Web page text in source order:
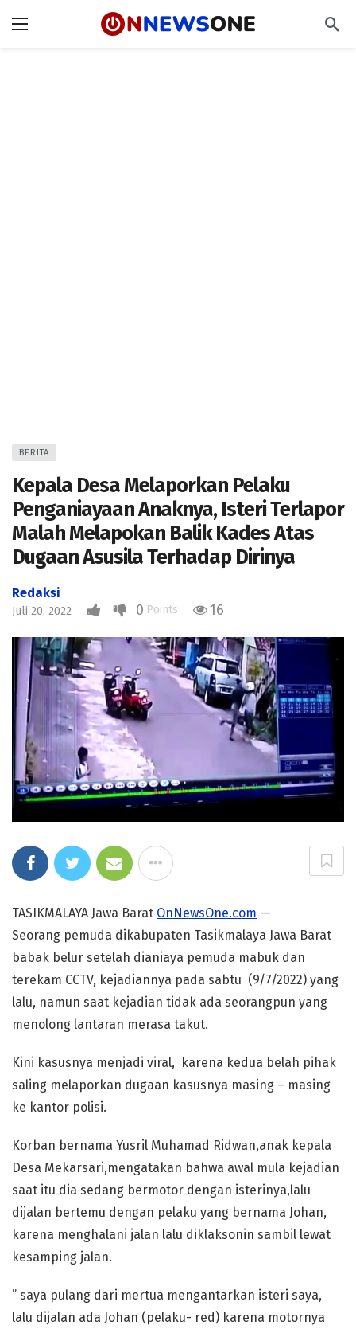
BERITA
Kepala Desa Melaporkan Pelaku
Penganiayaan Anaknya, Isteri Terlapor
Malah Melapokan Balik Kades Atas
Dugaan Asusila Terhadap Dirinya
Redaksi
Juli 20, 2022 0 Points 16
TASIKMALAYA Jawa Barat OnNewsOne.com —
Seorang pemuda dikabupaten Tasikmalaya Jawa Barat
babak belur setelah dianiaya pemuda mabuk dan
terekam CCTV, kejadiannya pada sabtu (9/7/2022) yang
lalu, namun saat kejadian tidak ada seorangpun yang
menolong lantaran merasa takut.
Kini kasusnya menjadi viral, karena kedua belah pihak
saling melaporkan dugaan kasusnya masing – masing
ke kantor polisi.
Korban bernama Yusril Muhamad Ridwan,anak kepala
Desa Mekarsari,mengatakan bahwa awal mula kejadian
saat itu dia sedang bermotor dengan isterinya,lalu
dijalan bertemu dengan pelaku yang bernama Johan,
karena menghalani jalan lalu diklaksonin sambil lewat
kesamping jalan.
” saya pulang dari mertua mengantarkan isteri saya,
lalu dijalan ada Johan (pelaku- red) karena motornya